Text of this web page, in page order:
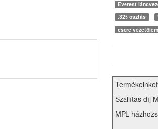
Everest
.325 osztás
csere
Szállítás díj
MPL